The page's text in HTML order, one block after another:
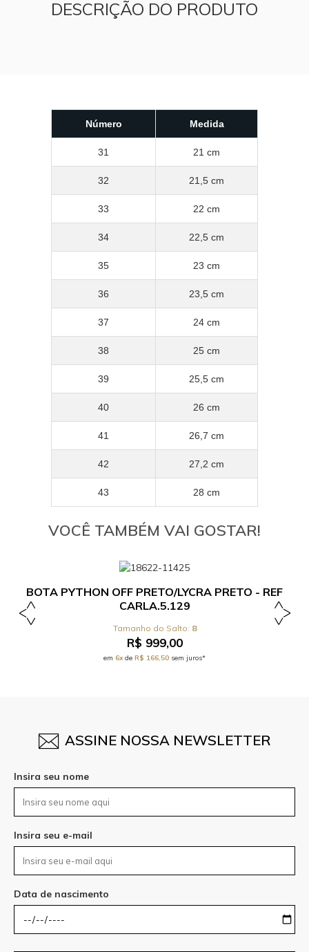
DESCRIÇÃO DO PRODUTO
Número Medida
31 21 cm
32 21,5 cm
33 22 cm
34 22,5 cm
35 23 cm
36 23,5 cm
37 24 cm
38 25 cm
39 25,5 cm
40 26 cm
41 26,7 cm
42 27,2 cm
43 28 cm
VOCÊ TAMBÉM VAI GOSTAR!
BOTA PYTHON OFF PRETO/LYCRA PRETO - REF
CARLA.5.129
8
R$ 999,00
em 6xde R$ 166,50 sem juros*
ASSINE NOSSA NEWSLETTER
Insira seu nome
Insira seu e-mail
Data de nascimento